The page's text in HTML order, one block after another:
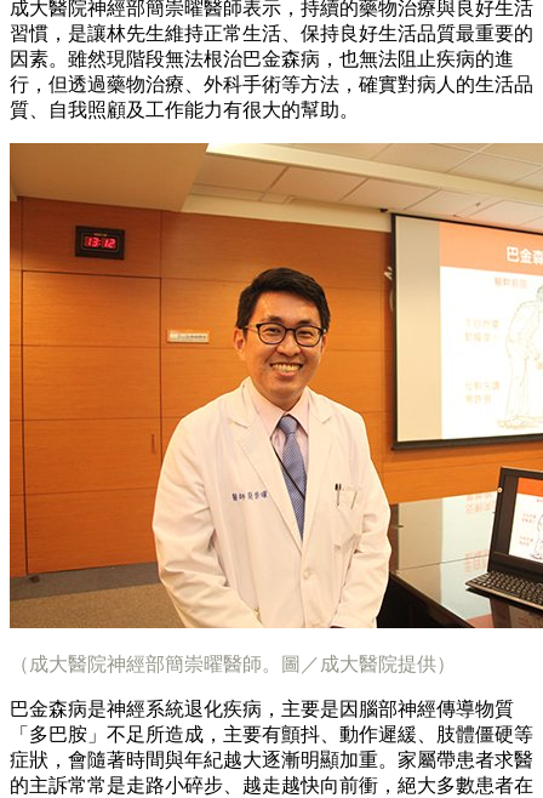
成大醫院神經部簡崇曜醫師表示，持續的藥物治療與良好生活
習慣，是讓林先生維持正常生活、保持良好生活品質最重要的
因素。雖然現階段無法根治巴金森病，也無法阻止疾病的進
行，但透過藥物治療、外科手術等方法，確實對病人的生活品
質、自我照顧及工作能力有很大的幫助。
（成大醫院神經部簡崇曜醫師。圖／成大醫院提供）
巴金森病是神經系統退化疾病，主要是因腦部神經傳導物質
「多巴胺」不足所造成，主要有顫抖、動作遲緩、肢體僵硬等
症狀，會隨著時間與年紀越大逐漸明顯加重。家屬帶患者求醫
的主訴常常是走路小碎步、越走越快向前衝，絕大多數患者在